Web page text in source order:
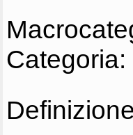
Categoria: